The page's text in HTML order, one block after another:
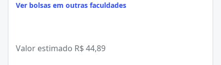
Ver bolsas em outras faculdades
Valor estimado R$ 44,89